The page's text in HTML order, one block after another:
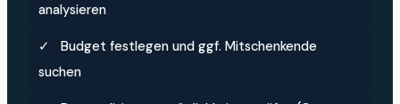
analysieren
✓
Budget festlegen und ggf. Mitschenkende
suchen